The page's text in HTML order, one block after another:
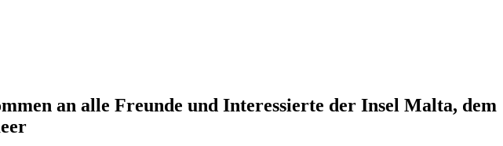
an alle Freunde und Interessierte der Insel Malta, dem